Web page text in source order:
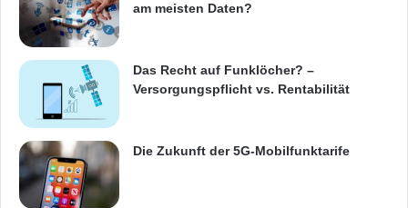
am meisten Daten?
Das Recht auf Funklöcher? –
Versorgungspflicht vs. Rentabilität
Die Zukunft der 5G-Mobilfunktarife